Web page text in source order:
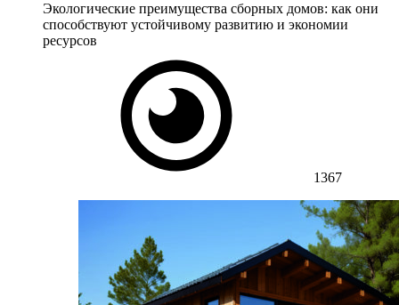
Экологические преимущества сборных домов: как они
способствуют устойчивому развитию и экономии
ресурсов
1367